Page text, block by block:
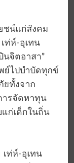
ชน์แก่สังคม
ท่ห์-อุเทน
จิตอาสา”
ย์ไปบำบัดทุกข์
ยทั้งจาก
ารจัดหาทุน
ก่เด็กในถิ่น
ท่ห์-อุเทน